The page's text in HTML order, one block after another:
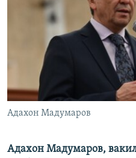
ГУЗОРИШҲОИ РАДИОӢ
Русский
ПАЙГИРӢ КУНЕД
Адахон Мадумаров
Адахон Мадумаров,